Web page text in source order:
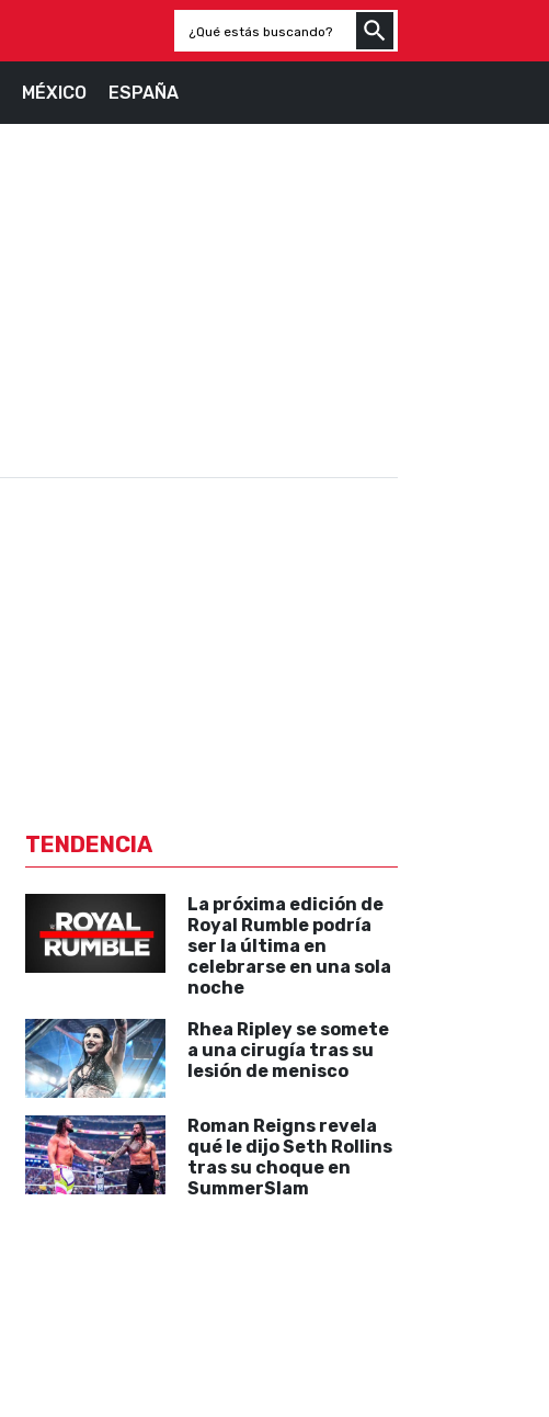
MÉXICO ESPAÑA
TENDENCIA
La próxima edición de
Royal Rumble podría
ser la última en
celebrarse en una sola
noche
Rhea Ripley se somete
a una cirugía tras su
lesión de menisco
Roman Reigns revela
qué le dijo Seth Rollins
tras su choque en
SummerSlam